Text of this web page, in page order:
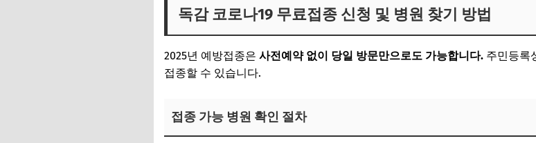
독감 코로나19 무료접종 신청 및 병원 찾기 방법
2025년 예방접종은 사전예약 없이 당일 방문만으로도 가능합니다. 주민등록
접종할 수 있습니다.
접종 가능 병원 확인 절차